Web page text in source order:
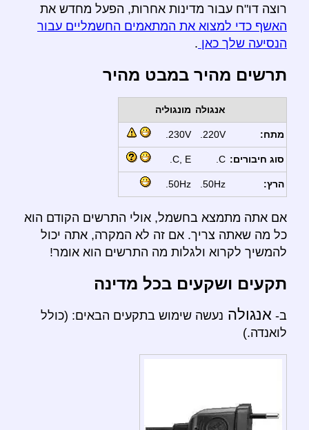
רוצה דו"ח עבור מדינות אחרות, הפעל מחדש את
האשף כדי למצוא את המתאמים החשמליים עבור
הנסיעה שלך כאן .
תרשים מהיר במבט מהיר
אנגולה מונגוליה
מתח: 220V.
230V.
סוג חיבורים: C.
C, E.
הרץ: 50Hz.
50Hz.
אם אתה מתמצא בחשמל, אולי התרשים הקודם הוא
כל מה שאתה צריך. אם זה לא המקרה, אתה יכול
להמשיך לקרוא ולגלות מה התרשים הוא אומר!
תקעים ושקעים בכל מדינה
ב- אנגולה נעשה שימוש בתקעים הבאים: (כולל
לואנדה.)